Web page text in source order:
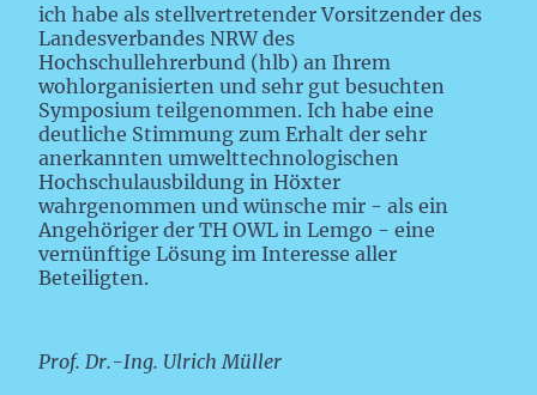
ich habe als stellvertretender Vorsitzender des
Landesverbandes NRW des
Hochschullehrerbund (hlb) an Ihrem
wohlorganisierten und sehr gut besuchten
Symposium teilgenommen. Ich habe eine
deutliche Stimmung zum Erhalt der sehr
anerkannten umwelttechnologischen
Hochschulausbildung in Höxter
wahrgenommen und wünsche mir - als ein
Angehöriger der TH OWL in Lemgo - eine
vernünftige Lösung im Interesse aller
Beteiligten.
Prof. Dr.-Ing. Ulrich Müller